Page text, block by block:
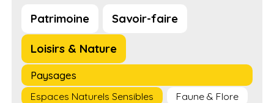
Patrimoine Savoir-faire
Loisirs & Nature
Paysages
Espaces Naturels Sensibles
Faune & Flore